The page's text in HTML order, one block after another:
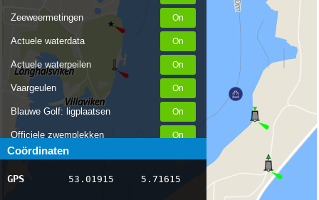
Zeeweermetingen
Actuele waterdata
Actuele waterpeilen
Vaargeulen
Blauwe Golf: ligplaatsen
Officiele zwemplekken
Stremmingen/hinder
AIS scheepsposities
Coördinaten
GPS 53.01915 5.71615